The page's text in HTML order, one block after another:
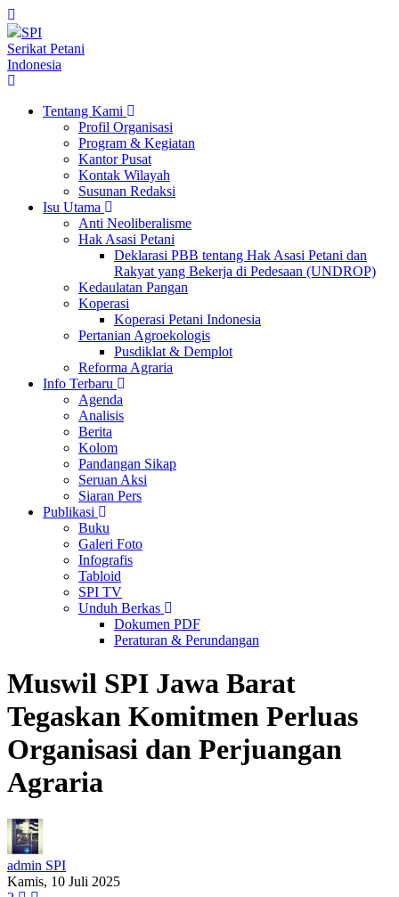
SPI
Serikat Petani
Indonesia
Tentang Kami
Profil Organisasi
Program & Kegiatan
Kantor Pusat
Kontak Wilayah
Susunan Redaksi
Isu Utama
Anti Neoliberalisme
Hak Asasi Petani
Deklarasi PBB tentang Hak Asasi Petani dan
Rakyat yang Bekerja di Pedesaan (UNDROP)
Kedaulatan Pangan
Koperasi
Koperasi Petani Indonesia
Pertanian Agroekologis
Pusdiklat & Demplot
Reforma Agraria
Info Terbaru
Agenda
Analisis
Berita
Kolom
Pandangan Sikap
Seruan Aksi
Siaran Pers
Publikasi
Buku
Galeri Foto
Infografis
Tabloid
SPI TV
Unduh Berkas
Dokumen PDF
Peraturan & Perundangan
Muswil SPI Jawa Barat
Tegaskan Komitmen Perluas
Organisasi dan Perjuangan
Agraria
admin SPI
Kamis, 10 Juli 2025